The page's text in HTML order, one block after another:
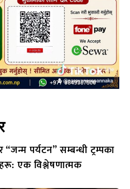
पर्यटन” सम्बन्धी ट्रम्पका
एक विश्लेषणात्मक